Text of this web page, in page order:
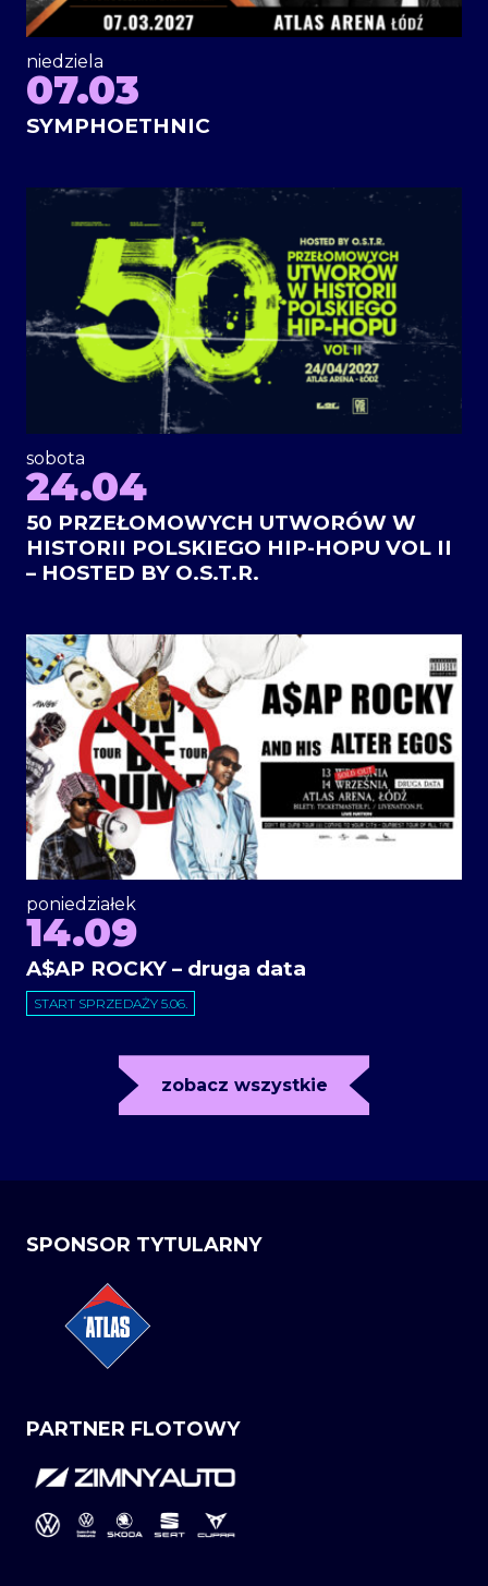
niedziela
07.03
SYMPHOETHNIC
sobota
24.04
50 PRZEŁOMOWYCH UTWORÓW W
HISTORII POLSKIEGO HIP-HOPU VOL II
– HOSTED BY O.S.T.R.
poniedziałek
14.09
A$AP ROCKY – druga data
START SPRZEDAŻY 5.06.
zobacz wszystkie
SPONSOR TYTULARNY
PARTNER FLOTOWY